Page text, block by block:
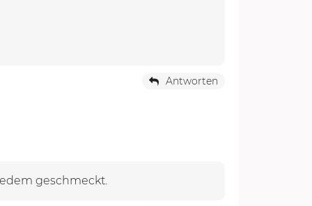
Antworten
geschmeckt.